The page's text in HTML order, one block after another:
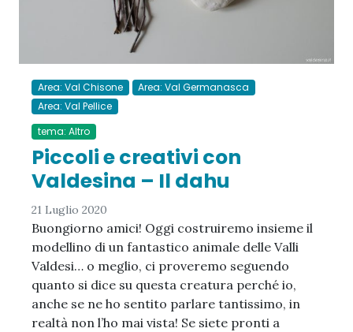
Area: Val Chisone
Area: Val Germanasca
Area: Val Pellice
tema: Altro
Piccoli e creativi con
Valdesina – Il dahu
21 Luglio 2020
Buongiorno amici! Oggi costruiremo insieme il
modellino di un fantastico animale delle Valli
Valdesi… o meglio, ci proveremo seguendo
quanto si dice su questa creatura perché io,
anche se ne ho sentito parlare tantissimo, in
realtà non l’ho mai vista! Se siete pronti a